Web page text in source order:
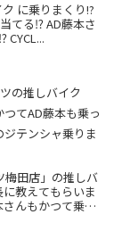
に乗りまくり!?
てる⁉ AD藤本さ
んやBECK ON・金森店長との自転車じゃんけんも⁉ CYCL...
の推しバイク
てAD藤本も乗っ
テンシャ乗りま
梅田店」の推しバ
教えてもらいま
んもかつて乗っ